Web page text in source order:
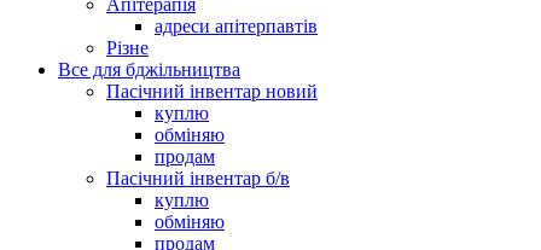
Апітерапія
адреси апітерпавтів
Різне
Все для бджільництва
Пасічний інвентар новий
куплю
обміняю
продам
Пасічний інвентар б/в
куплю
обміняю
продам